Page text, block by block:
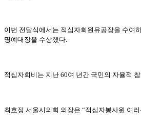
이번 전달식에서는 적십자회원유공장을 수여
명예대장을 수상했다.
적십자회비는 지난 60여 년간 국민의 자율적
최호정 서울시의회 의장은 “적십자봉사원 여